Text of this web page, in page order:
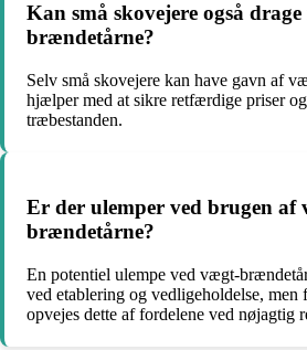
Kan små skovejere også
brændetårne?
Selv små skovejere kan have gavn af
hjælper med at sikre retfærdige priser
træbestanden.
Er der ulemper ved brugen af
brændetårne?
En potentiel ulempe ved vægt-
ved etablering og vedligeholdelse, men
opvejes dette af fordelene ved nøjagtig